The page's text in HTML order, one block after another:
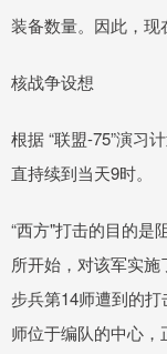
装备数量。因此，现
核战争设想
根据 “联盟-75”演习
直持续到当天9时。
“西方"打击的目的是
所开始，对该军实
步兵第14师遭到的
师位于编队的中心